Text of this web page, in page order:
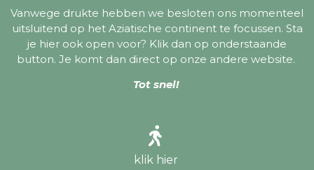
Vanwege drukte hebben we besloten ons momenteel
uitsluitend op het Aziatische continent te focussen. Sta
je hier ook open voor? Klik dan op onderstaande
button. Je komt dan direct op onze andere website.
Tot snel!
klik hier